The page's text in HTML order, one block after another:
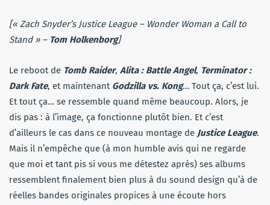
[«Zach Snyder’s Justice League– Wonder Woman a Call to
Stand » – Tom Holkenborg]
Le reboot de Tomb Raider, Alita : Battle Angel, Terminator :
Dark Fate, et maintenant Godzilla vs. Kong… Tout ça, c’est lui.
Et tout ça… se ressemble quand même beaucoup. Alors, je
dis pas : à l’image, ça fonctionne plutôt bien. Et c’est
d’ailleurs le cas dans ce nouveau montage de Justice League.
Mais il n’empêche que (à mon humble avis qui ne regarde
que moi et tant pis si vous me détestez après) ses albums
ressemblent finalement bien plus à du sound design qu’à de
réelles bandes originales propices à une écoute hors